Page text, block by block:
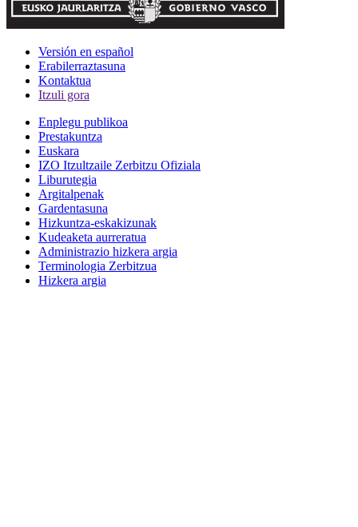
Versión en español
Erabilerraztasuna
Kontaktua
Itzuli gora
Enplegu publikoa
Prestakuntza
Euskara
IZO Itzultzaile Zerbitzu Ofiziala
Liburutegia
Argitalpenak
Gardentasuna
Hizkuntza-eskakizunak
Kudeaketa aurreratua
Administrazio hizkera argia
Terminologia Zerbitzua
Hizkera argia